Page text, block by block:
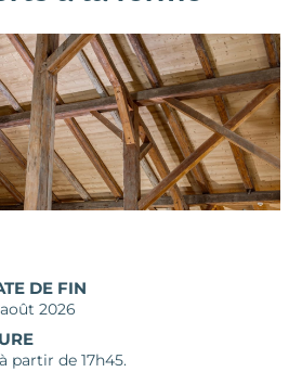
DE FIN
2026
partir de 17h45.